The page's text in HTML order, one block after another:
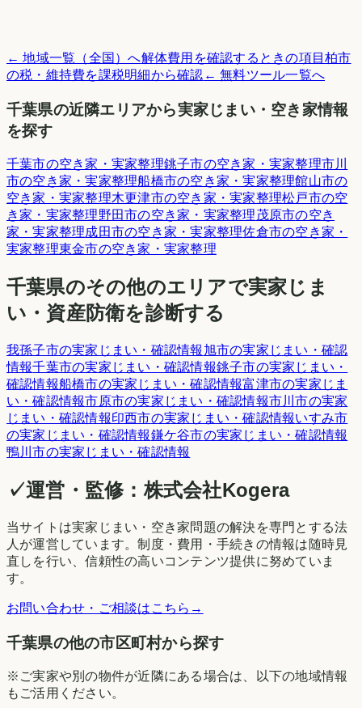
← 地域一覧（全国）へ解体費用を確認するときの項目柏市
の税・維持費を課税明細から確認 ← 無料ツール一覧へ
千葉県の近隣エリアから実家じまい・空き家情報
を探す
千葉市の空き家・実家整理銚子市の空き家・実家整理市川
市の空き家・実家整理船橋市の空き家・実家整理館山市の
空き家・実家整理木更津市の空き家・実家整理松戸市の空
き家・実家整理野田市の空き家・実家整理茂原市の空き
家・実家整理成田市の空き家・実家整理佐倉市の空き家・
実家整理東金市の空き家・実家整理
千葉県のその他のエリアで実家じま
い・資産防衛を診断する
我孫子市の実家じまい・確認情報 旭市の実家じまい・確認
情報千葉市の実家じまい・確認情報銚子市の実家じまい・
確認情報船橋市の実家じまい・確認情報富津市の実家じま
い・確認情報市原市の実家じまい・確認情報市川市の実家
じまい・確認情報印西市の実家じまい・確認情報いすみ市
の実家じまい・確認情報鎌ケ谷市の実家じまい・確認情報
鴨川市の実家じまい・確認情報
✓運営・監修：株式会社Kogera
当サイトは実家じまい・空き家問題の解決を専門とする法
人が運営しています。制度・費用・手続きの情報は随時見
直しを行い、信頼性の高いコンテンツ提供に努めていま
す。
お問い合わせ・ご相談はこちら →
千葉県の他の市区町村から探す
※ご実家や別の物件が近隣にある場合は、以下の地域情報
もご活用ください。